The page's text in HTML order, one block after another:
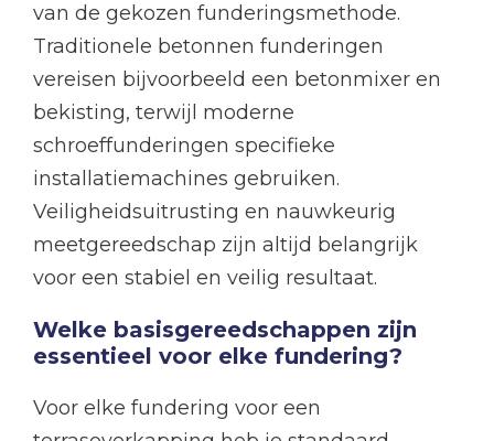
van de gekozen funderingsmethode.
Traditionele betonnen funderingen
vereisen bijvoorbeeld een betonmixer en
bekisting, terwijl moderne
schroeffunderingen specifieke
installatiemachines gebruiken.
Veiligheidsuitrusting en nauwkeurig
meetgereedschap zijn altijd belangrijk
voor een stabiel en veilig resultaat.
Welke basisgereedschappen zijn
essentieel voor elke fundering?
Voor elke fundering voor een